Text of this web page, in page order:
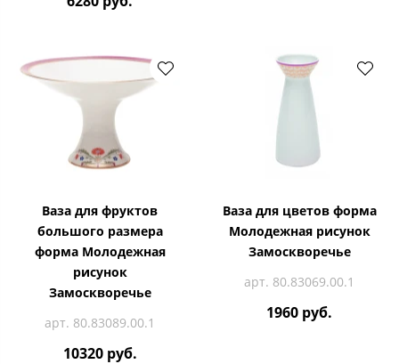
Ваза для фруктов
большого размера
форма Молодежная
рисунок
Замоскворечье
арт. 80.83089.00.1
10320 руб.
Ваза для цветов форма
Молодежная рисунок
Замоскворечье
арт. 80.83069.00.1
1960 руб.